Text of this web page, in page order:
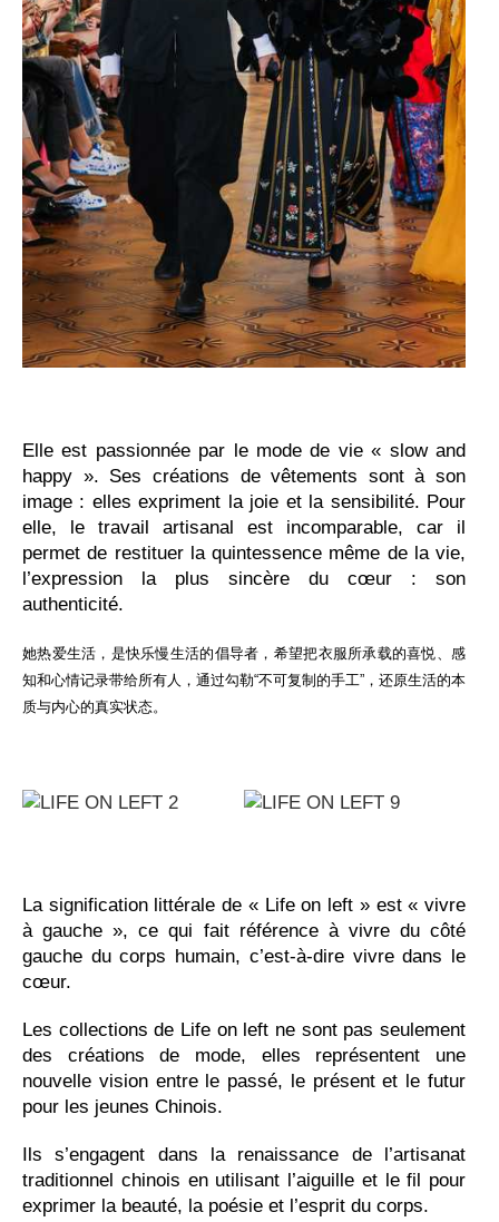
Elle est passionnée par le mode de vie « slow and
happy ». Ses créations de vêtements sont à son
image : elles expriment la joie et la sensibilité. Pour
elle, le travail artisanal est incomparable, car il
permet de restituer la quintessence même de la vie,
l’expression la plus sincère du cœur : son
authenticité.
她热爱生活，是快乐慢生活的倡导者，希望把衣服所承载的喜悦、感
知和心情记录带给所有人，通过勾勒“不可复制的手工”，还原生活的本
质与内心的真实状态。
La signification littérale de « Life on left » est « vivre
à gauche », ce qui fait référence à vivre du côté
gauche du corps humain, c’est-à-dire vivre dans le
cœur.
Les collections de Life on left ne sont pas seulement
des créations de mode, elles représentent une
nouvelle vision entre le passé, le présent et le futur
pour les jeunes Chinois.
Ils s’engagent dans la renaissance de l’artisanat
traditionnel chinois en utilisant l’aiguille et le fil pour
exprimer la beauté, la poésie et l’esprit du corps.